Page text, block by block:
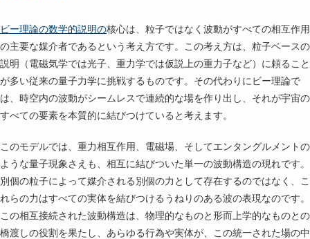
ビー理論の数学的説明の核心は、粒子ではなく波動がすべての相互作用
の主要な媒介者であるという考え方です。この考え方は、粒子ベースの
説明（電磁気学では光子、重力学では仮説上の重力子など）に頼ること
が多い従来の量子力学に挑戦するものです。その代わりにビー理論で
は、時空内の波動がシームレスで連続的な場を作り出し、それが宇宙の
すべての要素を本質的に結びつけていると考えます。
このモデルでは、重力相互作用、電磁場、そしてエンタングルメントの
ような量子現象さえも、相互に結びついた単一の波動構造の現れです。
別個の粒子によって媒介される別個の力として存在するのではなく、こ
れらの力はすべての実体を結びつけるうねりのある波の表現なのです。
この相互接続された波動構造は、物理的なものと形而上学的なものとの
橋渡しの役割を果たし、あらゆる行為や実体が、この統一された場の中